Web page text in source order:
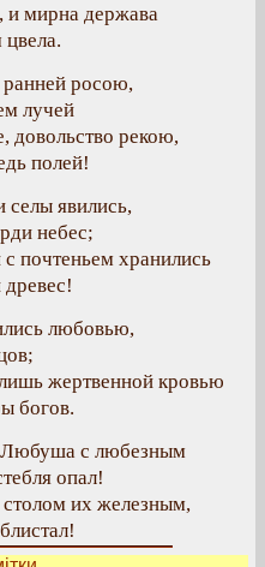
и мирна держава
цвела.
ранней росою,
лучей
довольство рекою,
полей!
селы явились,
небес;
почтеньем хранились
любовью,
жертвенной кровью
богов.
Любуша с любезным
опал!
столом их железным,